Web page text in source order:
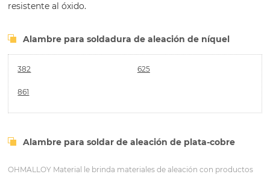
resistente al óxido.
Alambre para soldadura de aleación de níquel
382 625
861
Alambre para soldar de aleación de plata-cobre
OHMALLOY Material le brinda materiales de aleación con productos